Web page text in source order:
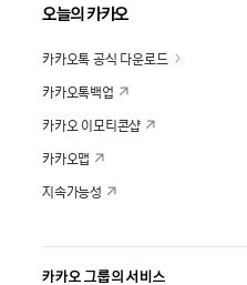
오늘의 카카오
카카오톡 공식 다운로드
카카오톡백업
카카오 이모티콘샵
카카오맵
지속가능성
카카오 그룹의 서비스